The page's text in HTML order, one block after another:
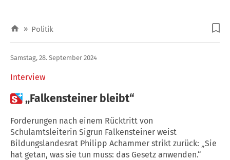
» Politik
Interview
Samstag, 28. September 2024
„Falkensteiner bleibt“
Forderungen nach einem Rücktritt von
Schulamtsleiterin Sigrun Falkensteiner weist
Bildungslandesrat Philipp Achammer strikt zurück: „Sie
hat getan, was sie tun muss: das Gesetz anwenden.“